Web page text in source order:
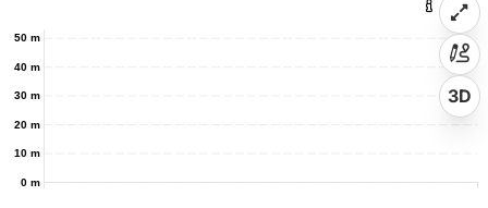
0 m
10 m
20 m
30 m
40 m
50 m
3D